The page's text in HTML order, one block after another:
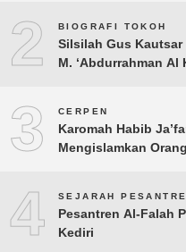
2 BIOGRAFI TOKOH
Silsilah Gus Kautsar
M. ‘Abdurrahman Al
3 CERPEN
Karomah Habib
Mengislamkan
4 SEJARAH
Pesantren Al-Falah
Kediri